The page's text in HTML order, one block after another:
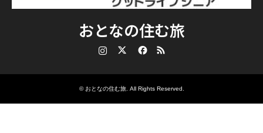
おとなの住む旅
RSS
© おとなの住む旅. All Rights Reserved.